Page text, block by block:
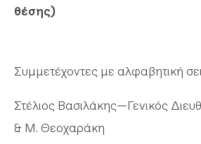
θέσης)
Συμμετέχοντες με αλφαβητική
Στέλιος Βασιλάκης—Γενικός
& Μ. Θεοχαράκη